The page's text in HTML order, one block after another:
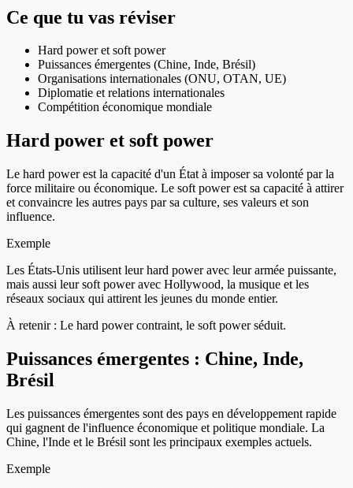
Ce que tu vas réviser
Hard power et soft power
Puissances émergentes (Chine, Inde, Brésil)
Organisations internationales (ONU, OTAN, UE)
Diplomatie et relations internationales
Compétition économique mondiale
Hard power et soft power
Le hard power est la capacité d'un État à imposer sa volonté par la
force militaire ou économique. Le soft power est sa capacité à attirer
et convaincre les autres pays par sa culture, ses valeurs et son
influence.
Exemple
Les États-Unis utilisent leur hard power avec leur armée puissante,
mais aussi leur soft power avec Hollywood, la musique et les
réseaux sociaux qui attirent les jeunes du monde entier.
À retenir : Le hard power contraint, le soft power séduit.
Puissances émergentes : Chine, Inde,
Brésil
Les puissances émergentes sont des pays en développement rapide
qui gagnent de l'influence économique et politique mondiale. La
Chine, l'Inde et le Brésil sont les principaux exemples actuels.
Exemple